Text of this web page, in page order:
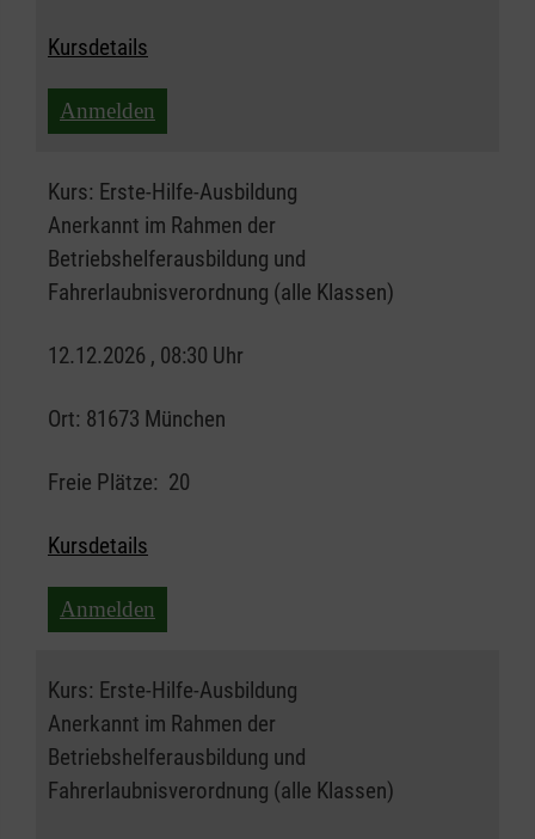
Kursdetails
Anmelden
Kurs: Erste-Hilfe-Ausbildung
Anerkannt im Rahmen der
Betriebshelferausbildung und
Fahrerlaubnisverordnung (alle Klassen)
12.12.2026 , 08:30 Uhr
Ort: 81673 München
Freie Plätze: 20
Kursdetails
Anmelden
Kurs: Erste-Hilfe-Ausbildung
Anerkannt im Rahmen der
Betriebshelferausbildung und
Fahrerlaubnisverordnung (alle Klassen)